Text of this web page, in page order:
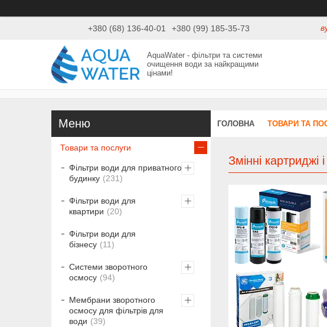
+380 (68) 136-40-01 +380 (99) 185-35-73
AquaWater - фільтри та системи
очищення води за найкращими
цінами!
ГОЛОВНА ТОВАРИ ТА
Змінні картриджі
Товари та послуги
Фільтри води для приватного
будинку
231
Фільтри води для
квартири
20
Фільтри води для
бізнесу
11
Системи зворотного
осмосу
94
Мембрани зворотного
осмосу для фільтрів для
води
39